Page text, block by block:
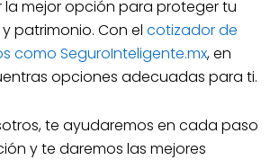
mejor opción para proteger tu
patrimonio. Con el cotizador de
como SeguroInteligente.mx, en
opciones adecuadas para ti.
te ayudaremos en cada paso
y te daremos las mejores